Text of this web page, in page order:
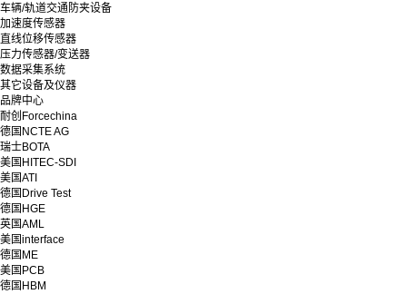
车辆/轨道交通防夹设备
加速度传感器
直线位移传感器
压力传感器/变送器
数据采集系统
其它设备及仪器
品牌中心
耐创Forcechina
德国NCTE AG
瑞士BOTA
美国HITEC-SDI
美国ATI
德国Drive Test
德国HGE
英国AML
美国interface
德国ME
美国PCB
德国HBM